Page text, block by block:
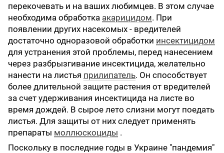
перекочевать и на ваших любимцев. В этом случае
необходима обработка акарицидом. При
появлении других насекомых - вредителей
достаточно одноразовой обработки инсектицидом
для устранения этой проблемы, перед нанесением
через разбрызгивание инсектицида, желательно
нанести на листья прилипатель. Он способствует
более длительной защите растения от вредителей
за счет удерживания инсектицида на листе во
время дождей. В сырое лето слизни могут поедать
листья. Для защиты от них следует применять
препараты моллюскоциды .
Поскольку в последние годы в Украине "пандемия"